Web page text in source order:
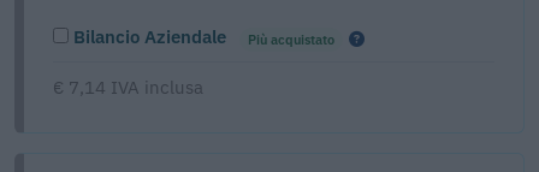
Bilancio Aziendale Più acquistato
€ 7,14 IVA inclusa